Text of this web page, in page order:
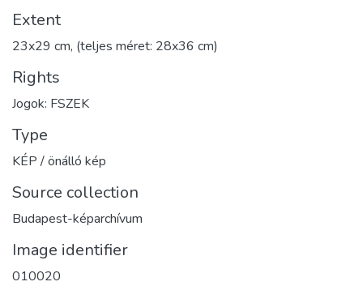
Extent
23x29 cm, (teljes méret: 28x36 cm)
Rights
Jogok: FSZEK
Type
KÉP / önálló kép
Source collection
Budapest-képarchívum
Image identifier
010020